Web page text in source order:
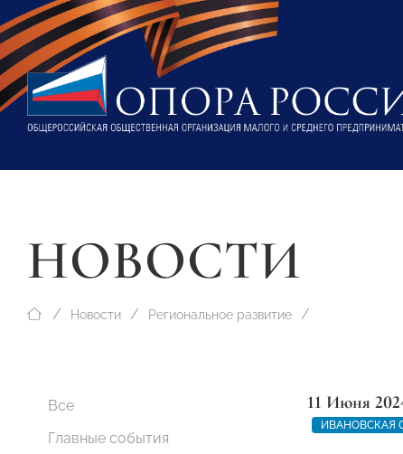
НОВОСТИ
Новости Региональное развитие
Все
Главные события
11 Июня
ИВАНОВСКАЯ